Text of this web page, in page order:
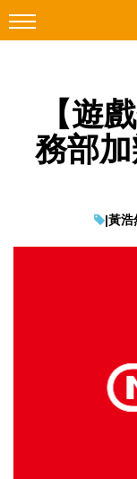
Facebook
科技焦點
教學評測
Enterprise Digital
【遊
務部
|黃浩